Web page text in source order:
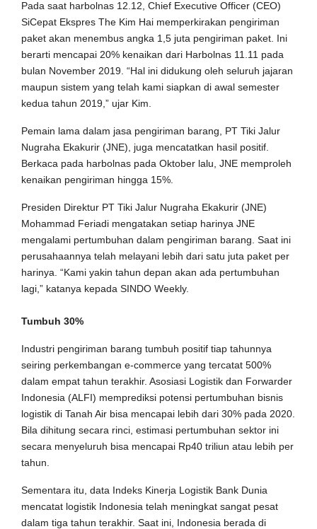
Pada saat harbolnas 12.12, Chief Executive Officer (CEO)
SiCepat Ekspres The Kim Hai memperkirakan pengiriman
paket akan menembus angka 1,5 juta pengiriman paket. Ini
berarti mencapai 20% kenaikan dari Harbolnas 11.11 pada
bulan November 2019. “Hal ini didukung oleh seluruh jajaran
maupun sistem yang telah kami siapkan di awal semester
kedua tahun 2019,” ujar Kim.
Pemain lama dalam jasa pengiriman barang, PT Tiki Jalur
Nugraha Ekakurir (JNE), juga mencatatkan hasil positif.
Berkaca pada harbolnas pada Oktober lalu, JNE memproleh
kenaikan pengiriman hingga 15%.
Presiden Direktur PT Tiki Jalur Nugraha Ekakurir (JNE)
Mohammad Feriadi mengatakan setiap harinya JNE
mengalami pertumbuhan dalam pengiriman barang. Saat ini
perusahaannya telah melayani lebih dari satu juta paket per
harinya. “Kami yakin tahun depan akan ada pertumbuhan
lagi,” katanya kepada SINDO Weekly.
Tumbuh 30%
Industri pengiriman barang tumbuh positif tiap tahunnya
seiring perkembangan e-commerce yang tercatat 500%
dalam empat tahun terakhir. Asosiasi Logistik dan Forwarder
Indonesia (ALFI) memprediksi potensi pertumbuhan bisnis
logistik di Tanah Air bisa mencapai lebih dari 30% pada 2020.
Bila dihitung secara rinci, estimasi pertumbuhan sektor ini
secara menyeluruh bisa mencapai Rp40 triliun atau lebih per
tahun.
Sementara itu, data Indeks Kinerja Logistik Bank Dunia
mencatat logistik Indonesia telah meningkat sangat pesat
dalam tiga tahun terakhir. Saat ini, Indonesia berada di